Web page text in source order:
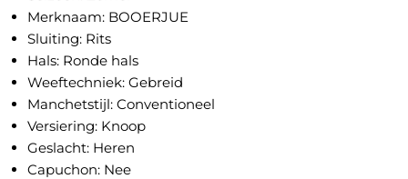
Merknaam: BOOERJUE
Sluiting: Rits
Hals: Ronde hals
Weeftechniek: Gebreid
Manchetstijl: Conventioneel
Versiering: Knoop
Geslacht: Heren
Capuchon: Nee